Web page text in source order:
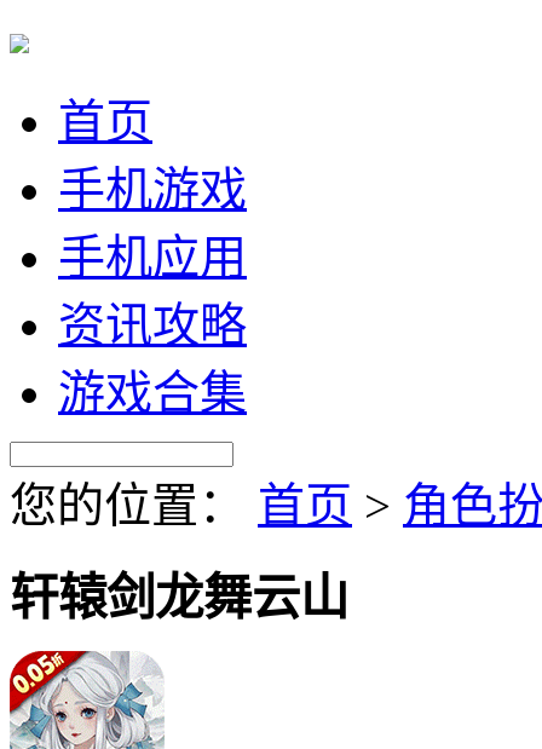
首页
手机游戏
手机应用
资讯攻略
游戏合集
您的位置： 首页 > 角色
轩辕剑龙舞云山